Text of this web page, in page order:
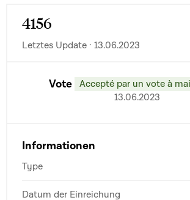
4156
Letztes Update · 13.06.2023
Vote Accepté par un vote à
13.06.2023
Informationen
Type
Datum der Einreichung